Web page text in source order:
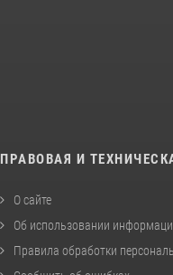
ПРАВОВАЯ И
О сайте
Об использовании
Правила обработки